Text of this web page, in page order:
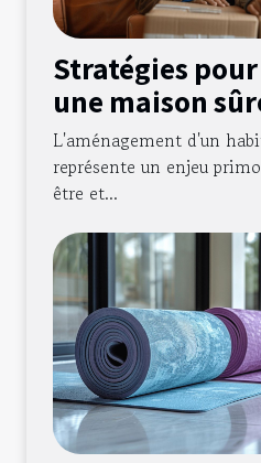
Stratégies
une maison
accessible
L'aménagement d'un
représente un enjeu
être et...